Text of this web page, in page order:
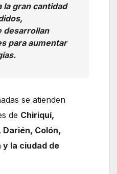
la gran cantidad
desarrollan
para aumentar
se atienden
de Chiriquí,
Colón,
y la ciudad de